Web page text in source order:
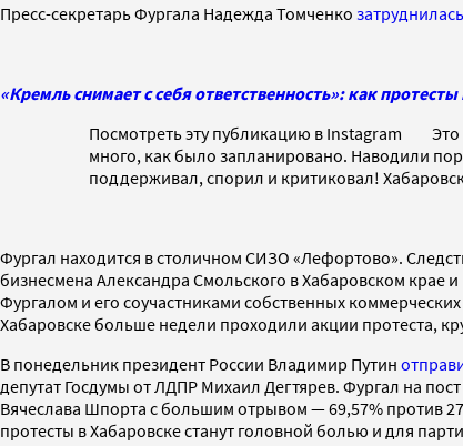
Пресс-секретарь Фургала Надежда Томченко затруднилась
«Кремль снимает с себя ответственность»: как
Посмотреть эту публикацию в Instagram Это
много, как было запланировано. Наводили
поддерживал, спорил и критиковал!
Фургал находится в столичном СИЗО «Лефортово».
бизнесмена Александра Смольского в Хабаровском крае
Фургалом и его соучастниками собственных
Хабаровске больше недели проходили акции протеста,
В понедельник президент России Владимир Путин
депутат Госдумы от ЛДПР Михаил Дегтярев. Фургал на
Вячеслава Шпорта с большим отрывом — 69,57% против
протесты в Хабаровске станут головной болью и для